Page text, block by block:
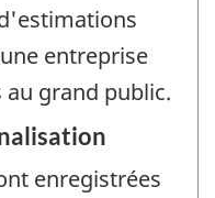
entreprise
grand public.
enregistrées